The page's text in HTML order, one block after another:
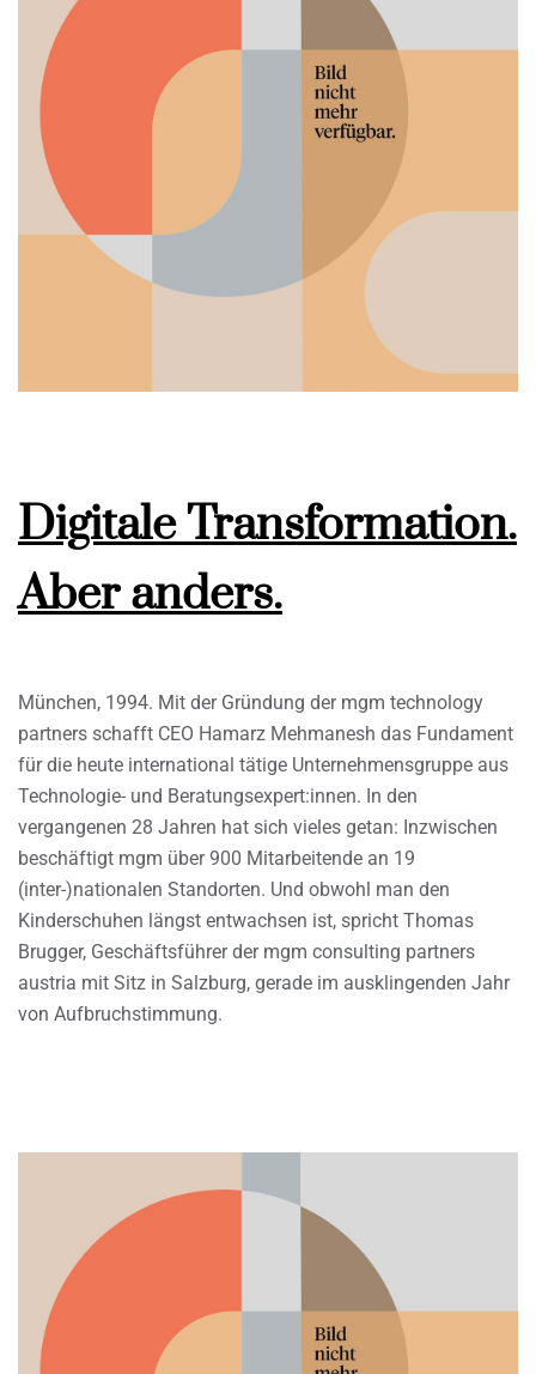
Digitale Transformation.
Aber anders.
München, 1994. Mit der Gründung der mgm technology
partners schafft CEO Hamarz Mehmanesh das Fundament
für die heute international tätige Unternehmensgruppe aus
Technologie- und Beratungsexpert:innen. In den
vergangenen 28 Jahren hat sich vieles getan: Inzwischen
beschäftigt mgm über 900 Mitarbeitende an 19
(inter-)nationalen Standorten. Und obwohl man den
Kinderschuhen längst entwachsen ist, spricht Thomas
Brugger, Geschäftsführer der mgm consulting partners
austria mit Sitz in Salzburg, gerade im ausklingenden Jahr
von Aufbruchstimmung.